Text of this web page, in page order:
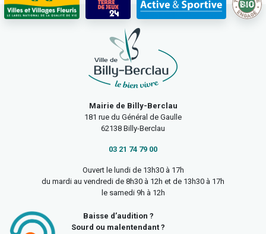
Mairie de Billy-Berclau
181 rue du Général de Gaulle
62138 Billy-Berclau
03 21 74 79 00
Ouvert le lundi de 13h30 à 17h
du mardi au vendredi de 8h30 à 12h et de 13h30 à 17h
le samedi 9h à 12h
Baisse d’audition ?
Sourd ou malentendant ?